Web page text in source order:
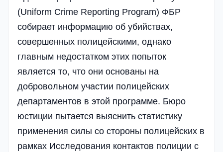
(Uniform Crime Reporting Program) ФБР
собирает информацию об убийствах,
совершенных полицейскими, однако
главным недостатком этих попыток
является то, что они основаны на
добровольном участии полицейских
департаментов в этой программе. Бюро
юстиции пытается выяснить статистику
применения силы со стороны полицейских в
рамках Исследования контактов полиции с